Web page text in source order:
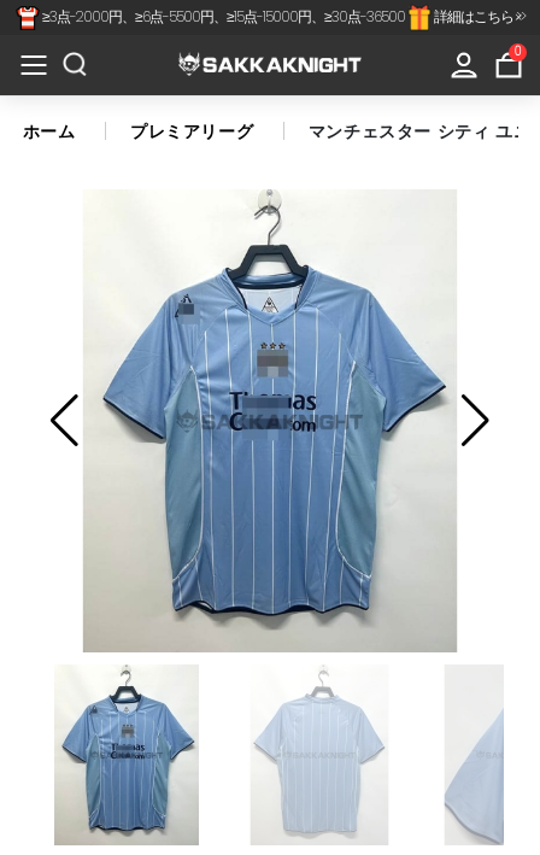
≥3点-2000円、≥6点-5500円、≥15点-15000円、≥30点-36500 詳細はこちら >>
×
0
All
Categories
フランスリーグ
プレミアリーグ
セリアA
ブンデスリーガ
ホーム プレミアリーグ マンチェスター シティ ユ